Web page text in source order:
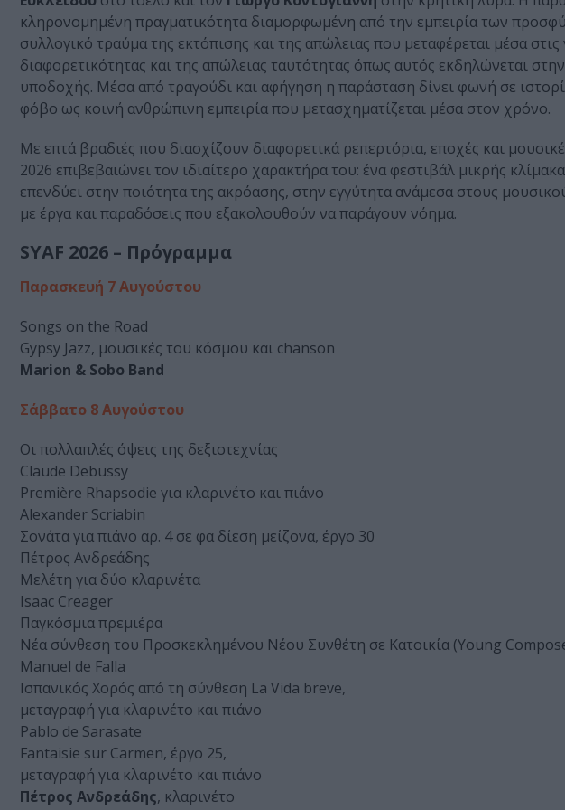
κληρονομημένη πραγματικότητα διαμορφωμένη από την εμπειρία των
συλλογικό τραύμα της εκτόπισης και της απώλειας που μεταφέρεται μέσα
διαφορετικότητας και της απώλειας ταυτότητας όπως αυτός εκδηλώνεται
υποδοχής. Μέσα από τραγούδι και αφήγηση η παράσταση δίνει φωνή σε
φόβο ως κοινή ανθρώπινη εμπειρία που μετασχηματίζεται μέσα στον χρόνο.
Με επτά βραδιές που διασχίζουν διαφορετικά ρεπερτόρια, εποχές και
2026 επιβεβαιώνει τον ιδιαίτερο χαρακτήρα του: ένα φεστιβάλ μικρής
επενδύει στην ποιότητα της ακρόασης, στην εγγύτητα ανάμεσα στους
με έργα και παραδόσεις που εξακολουθούν να παράγουν νόημα.
SYAF 2026 – Πρόγραμμα
Παρασκευή 7 Αυγούστου
Songs on the Road
Gypsy Jazz, μουσικές του κόσμου και chanson
Marion & Sobo Band
Σάββατο 8 Αυγούστου
Οι πολλαπλές όψεις της δεξιοτεχνίας
Claude Debussy
Première Rhapsodie για κλαρινέτο και πιάνο
Alexander Scriabin
Σονάτα για πιάνο αρ. 4 σε φα δίεση μείζονα, έργο 30
Πέτρος Ανδρεάδης
Μελέτη για δύο κλαρινέτα
Isaac Creager
Παγκόσμια πρεμιέρα
Νέα σύνθεση του Προσκεκλημένου Νέου Συνθέτη σε Κατοικία (Young
Manuel de Falla
Ισπανικός Χορός από τη σύνθεση La Vida breve,
μεταγραφή για κλαρινέτο και πιάνο
Pablo de Sarasate
Fantaisie sur Carmen, έργο 25,
μεταγραφή για κλαρινέτο και πιάνο
Πέτρος Ανδρεάδης, κλαρινέτο